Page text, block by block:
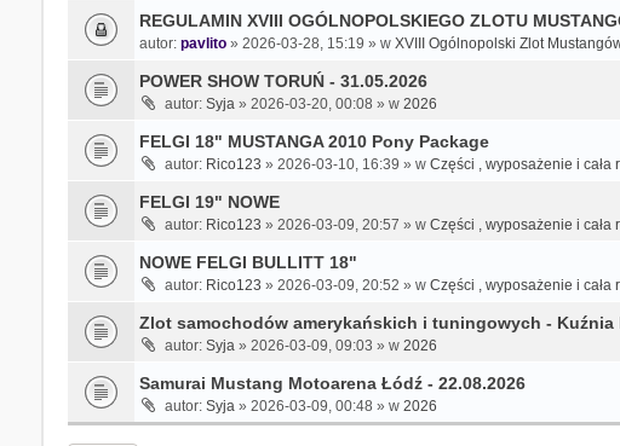
REGULAMIN XVIII OGÓLNOPOLSKIEGO ZLOTU
autor: pavlito» 2026-03-28, 15:19 » w XVIII Ogólnopolski Zlot
POWER SHOW TORUŃ - 31.05.2026
autor: Syja» 2026-03-20, 00:08 » w 2026
FELGI 18" MUSTANGA 2010 Pony Package
autor: Rico123 » 2026-03-10, 16:39 » w Części , wyposażenie i cała
FELGI 19" NOWE
autor: Rico123 » 2026-03-09, 20:57 » w Części , wyposażenie i cała
NOWE FELGI BULLITT 18"
autor: Rico123 » 2026-03-09, 20:52 » w Części , wyposażenie i cała
Zlot samochodów amerykańskich i tuningowych - Kuźnia
autor: Syja» 2026-03-09, 09:03 » w 2026
Samurai Mustang Motoarena Łódź - 22.08.2026
autor: Syja» 2026-03-09, 00:48 » w 2026